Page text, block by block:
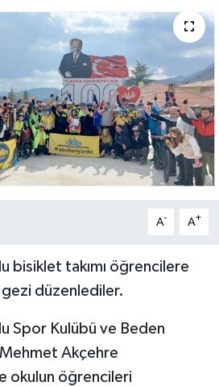
A- A+
bisiklet takımı öğrencilere
düzenlediler.
Spor Kulübü ve Beden
Akçehre
okulun öğrencileri